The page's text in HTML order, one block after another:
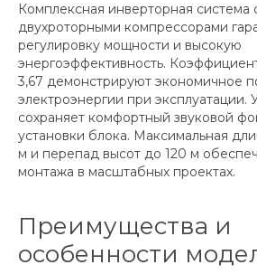
Комплексная инверторная система
двухроторными компрессорами
регулировку мощности и высокую
энергоэффективность.
3,67 демонстрируют экономичное
электроэнергии при
сохраняет комфортный звуковой
установки блока. Максимальная
м и перепад высот до 120 м
монтажа в масштабных проектах.
Преимущества и
особенности